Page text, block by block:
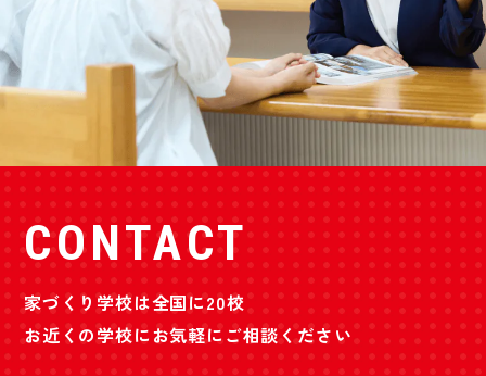
CONTACT
家づくり学校は全国に20校
お近くの学校にお気軽にご相談ください